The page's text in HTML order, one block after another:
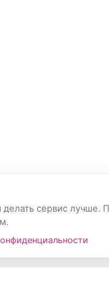
сервис лучше.